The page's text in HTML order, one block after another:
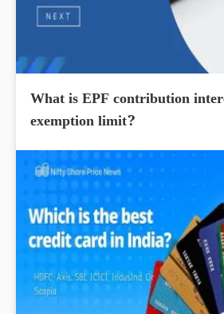
What is EPF contribution
exemption limit?